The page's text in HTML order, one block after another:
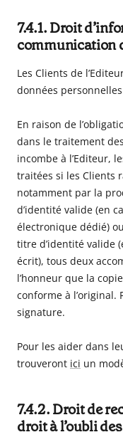
7.4.1. Droit
communication
Les Clients de
données
En raison de
dans le traitement
incombe à l’Editeur,
traitées si les Clients
notamment par la
d’identité valide (en
électronique dédié)
titre d’identité valide
écrit), tous deux
l’honneur que la
conforme à
signature.
Pour les aider dans
trouveront ici un
7.4.2. Droit de
droit à l’oubli